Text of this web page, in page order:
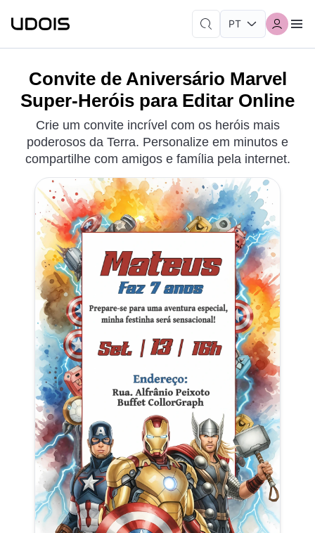
Convite de Aniversário Marvel
Super-Heróis para Editar Online
Crie um convite incrível com os heróis mais
poderosos da Terra. Personalize em minutos e
compartilhe com amigos e família pela internet.